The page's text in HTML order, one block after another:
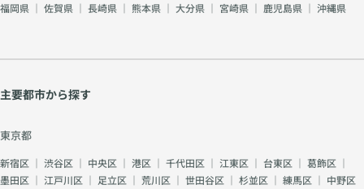
福岡県 ｜ 佐賀県 ｜ 長崎県 ｜ 熊本県 ｜ 大分県 ｜ 宮崎県 ｜ 鹿児島県 ｜ 沖縄県
主要都市から探す
東京都
新宿区 ｜ 渋谷区 ｜ 中央区 ｜ 港区 ｜ 千代田区 ｜ 江東区 ｜ 台東区 ｜ 葛飾区 ｜
墨田区 ｜ 江戸川区 ｜ 足立区 ｜ 荒川区 ｜ 世田谷区 ｜ 杉並区 ｜ 練馬区 ｜ 中野区